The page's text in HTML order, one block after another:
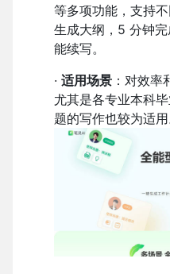
等多项功能，支持
生成大纲，5 分钟
能续写。
· 适用场景 ：对效率
尤其是各专业本科
题的写作也较为适用